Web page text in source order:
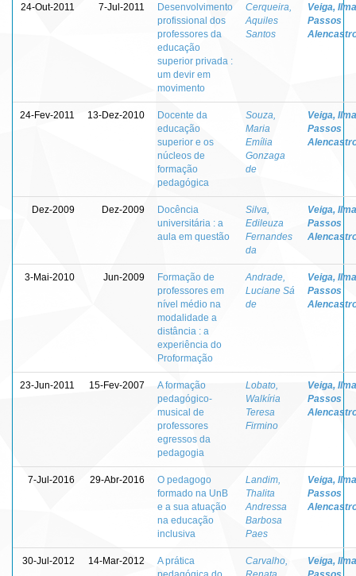
24-Out-2011 7-Jul-2011
Desenvolvimento
profissional dos
professores da
educação
superior privada :
um devir em
movimento
Cerqueira,
Aquiles
Santos
Veiga, Ilma
Passos
24-Fev-2011 13-Dez-2010
Docente da
educação
superior e os
núcleos de
formação
pedagógica
Souza,
Maria
Emília
Gonzaga
de
Veiga, Ilma
Passos
Dez-2009 Dez-2009
Docência
universitária : a
aula em questão
Silva,
Edileuza
Fernandes
da
Veiga, Ilma
Passos
3-Mai-2010 Jun-2009
Formação de
professores em
nível médio na
modalidade a
distância : a
experiência do
Proformação
Andrade,
Luciane Sá
de
Veiga, Ilma
Passos
23-Jun-2011 15-Fev-2007
A formação
pedagógico-
musical de
professores
egressos da
pedagogia
Lobato,
Walkíria
Teresa
Firmino
Veiga, Ilma
Passos
7-Jul-2016 29-Abr-2016
O pedagogo
formado na UnB
e a sua atuação
na educação
inclusiva
Landim,
Thalita
Andressa
Barbosa
Paes
Veiga, Ilma
Passos
30-Jul-2012 14-Mar-2012
A prática
Carvalho,
Veiga, Ilma